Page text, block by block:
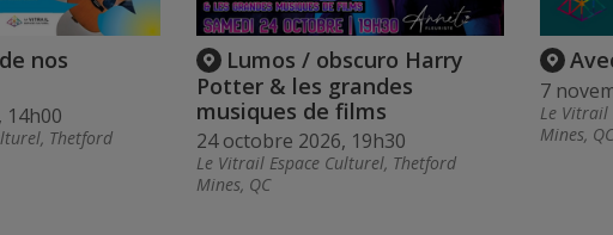
nos
14h00
Thetford
Lumos / obscuro Harry
Potter & les grandes
musiques de films
24 octobre 2026, 19h30
Le Vitrail Espace Culturel, Thetford
Mines, QC
7
Le Vitrail
Mines, QC